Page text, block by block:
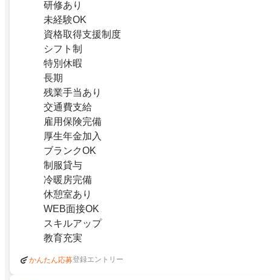
研修あり
未経験OK
資格取得支援制度
シフト制
特別休暇
長期
残業手当あり
交通費支給
雇用保険完備
厚生年金加入
ブランクOK
制服貸与
冷暖房完備
休憩室あり
WEB面接OK
スキルアップ
教育充実
かんたん応募登録エントリー